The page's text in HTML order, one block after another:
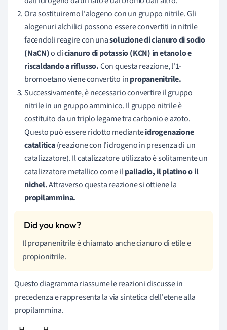
Ora sostituiremo l'alogeno con un gruppo nitrile. Gli
alogenuri alchilici possono essere convertiti in nitrile
facendoli reagire con unasoluzione di cianuro di sodio
(NaCN)o dicianuro di potassio (KCN) in etanolo e
riscaldando a riflusso.Con questa reazione, l'1-
bromoetano viene convertito inpropanenitrile.
Successivamente, è necessario convertire il gruppo
nitrile in un gruppo amminico. Il gruppo nitrile è
costituito da un triplo legame tra carbonio e azoto.
Questo può essere ridotto medianteidrogenazione
catalitica(reazione con l'idrogeno in presenza di un
catalizzatore). Il catalizzatore utilizzato è solitamente un
catalizzatore metallico come ilpalladio, il platino o il
nichel.Attraverso questa reazione si ottiene la
propilammina.
Il propanenitrile è chiamato anche cianuro di etile e
propionitrile.
Questo diagramma riassume le reazioni discusse in
precedenza e rappresenta la via sintetica dell'etene alla
propilammina.